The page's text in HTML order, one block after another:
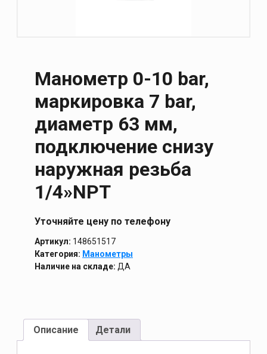
Манометр 0-10 bar,
маркировка 7 bar,
диаметр 63 мм,
подключение снизу
наружная резьба
1/4»NPT
Уточняйте цену по телефону
Артикул: 148651517
Категория: Манометры
Наличие на складе: ДА
Описание Детали